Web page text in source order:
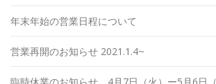
年末年始の営業日程について
営業再開のお知らせ 2021.1.4~